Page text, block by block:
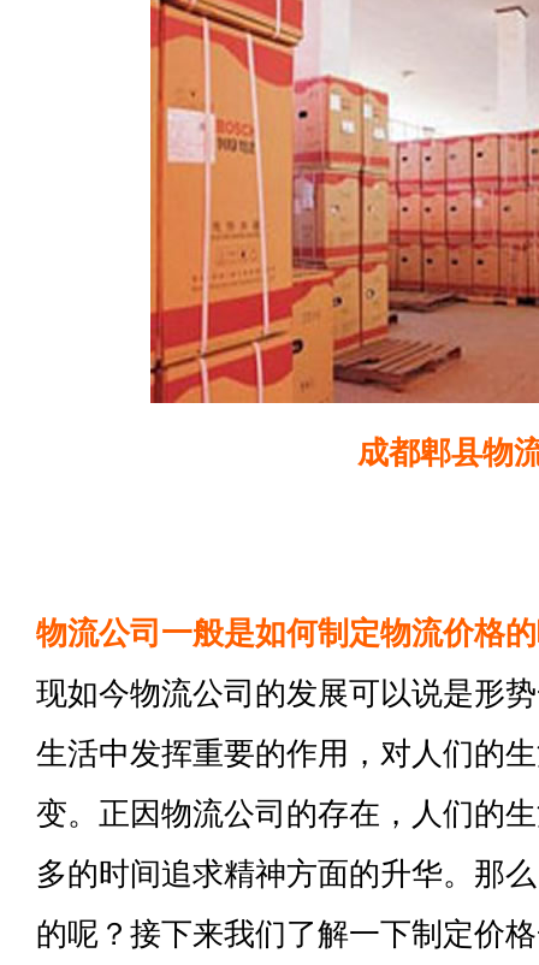
成都郫县物
物流公司一般是如何制定物流价格
现如今物流公司的发展可以说是形
生活中发挥重要的作用，对人们的
变。正因物流公司的存在，人们的
多的时间追求精神方面的升华。那
的呢？接下来我们了解一下制定价